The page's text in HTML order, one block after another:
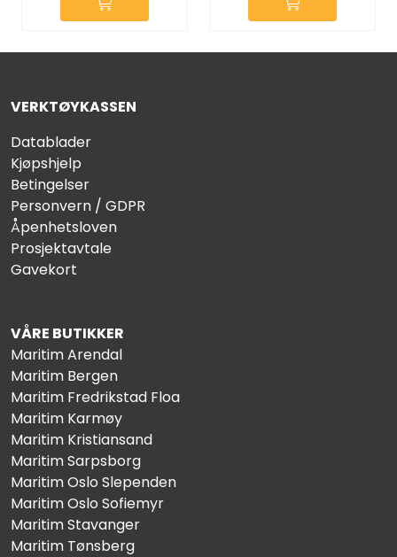
VERKTØYKASSEN
Datablader
Kjøpshjelp
Betingelser
Personvern / GDPR
Åpenhetsloven
Prosjektavtale
Gavekort
VÅRE BUTIKKER
Maritim Arendal
Maritim Bergen
Maritim Fredrikstad Floa
Maritim Karmøy
Maritim Kristiansand
Maritim Sarpsborg
Maritim Oslo Slependen
Maritim Oslo Sofiemyr
Maritim Stavanger
Maritim Tønsberg